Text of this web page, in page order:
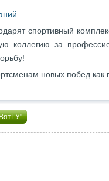
спортивный
коллегию за
новых побед как в